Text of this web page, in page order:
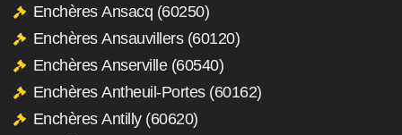
Enchères Ansacq (60250)
Enchères Ansauvillers (60120)
Enchères Anserville (60540)
Enchères Antheuil-Portes (60162)
Enchères Antilly (60620)